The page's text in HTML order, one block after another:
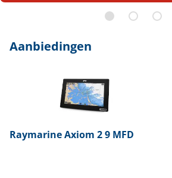
Aanbiedingen
RaymarineAxiom 2 9 MFD